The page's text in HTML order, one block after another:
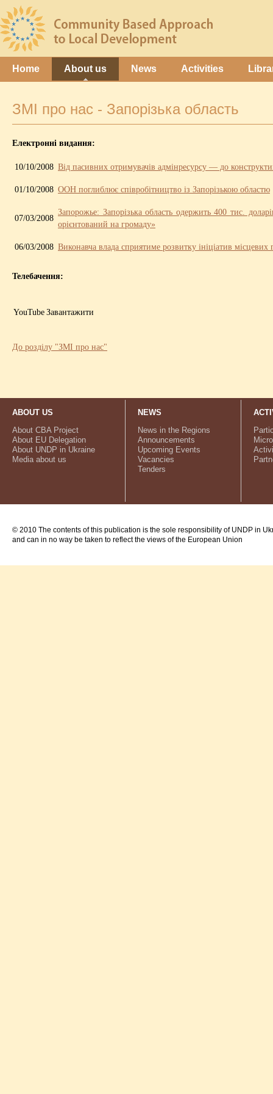
Home About us News Activities
ЗМІ про нас - Запорізька область
Електронні видання:
10/10/2008 Від пасивних отримувачів адмінресурсу — до
01/10/2008 ООН поглиблює співробітництво із Запорізькою областю
07/03/2008
Запорожье: Запорізька область одержить 400 тис.
орієнтований на громаду»
06/03/2008 Виконавча влада сприятиме розвитку ініціатив місцевих
Телебачення:
YouTubeЗавантажити
До розділу "ЗМІ про нас"
ABOUT US
About CBA Project
About EU Delegation
About UNDP in Ukraine
Media about us
NEWS
News in the Regions
Announcements
Upcoming Events
Vacancies
Tenders
© 2010 The contents of this publication is the sole responsibility of UNDP in
and can in no way be taken to reflect the views of the European Union